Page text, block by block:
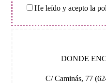
He leído y acepto la
DONDE
C/ Caminás, 77